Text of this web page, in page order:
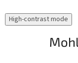
High-contrast mode